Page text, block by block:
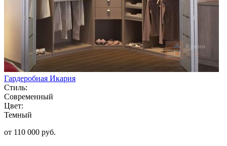
Гардеробная Икария
Стиль:
Современный
Цвет:
Темный
от 110 000 руб.